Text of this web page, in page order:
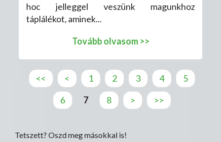
hoc jelleggel veszünk magunkhoz
táplálékot, aminek...
Tovább olvasom >>
Oldalak
<< < 1 2 3 4
5
6
7 8 > >>
Tetszett? Oszd meg másokkal is!